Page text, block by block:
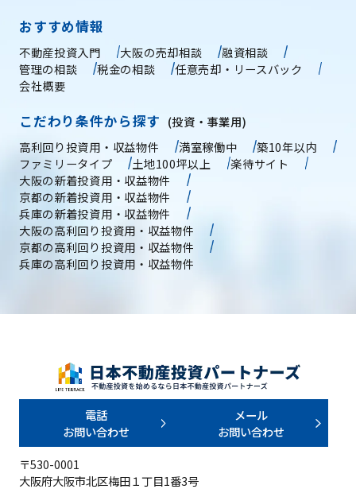
おすすめ情報
不動産投資入門 大阪の売却相談
融資相談
管理の相談
税金の相談
任意売却・リースバック
会社概要
こだわり条件から探す (投資・事業用)
高利回り投資用・収益物件
満室稼働中
築10年以内
ファミリータイプ
土地100坪以上
楽待サイト
大阪の新着投資用・収益物件
京都の新着投資用・収益物件
兵庫の新着投資用・収益物件
大阪の高利回り投資用・収益物件
京都の高利回り投資用・収益物件
兵庫の高利回り投資用・収益物件
電話
お問い合わせ
メール
お問い合わせ
〒530-0001
大阪府大阪市北区梅田１丁目1番3号